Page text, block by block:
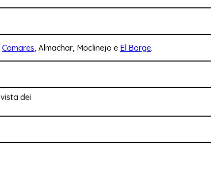
Comares, Almachar, Moclinejo e El Borge.